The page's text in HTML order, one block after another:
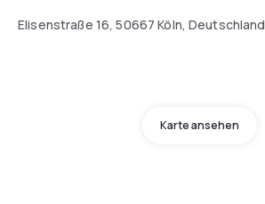
Elisenstraße 16, 50667 Köln, Deutschland
Karte ansehen